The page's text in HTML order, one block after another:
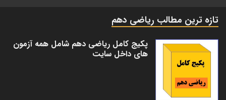
تازه ترین مطالب ریاضی دهم
پکیج کامل ریاضی دهم شامل همه آزمون
های داخل سایت